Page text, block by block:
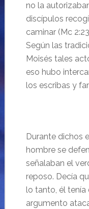
no la
discípulos
caminar (Mc
Según las
Moisés tales
eso hubo
los escribas y
Durante dichos
hombre se
señalaban el
reposo. Decía
lo tanto, él tenía
argumento